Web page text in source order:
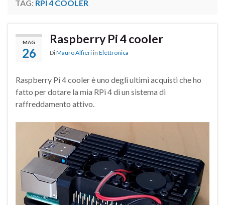
TAG: RPI 4 COOLER
MAG
26
Raspberry Pi 4 cooler
DiMauro Alfieri in Elettronica
Raspberry Pi 4 cooler è uno degli ultimi acquisti che ho
fatto per dotare la mia RPi 4 di un sistema di
raffreddamento attivo.